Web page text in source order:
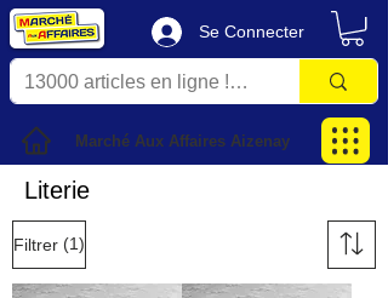
Se Connecter
Marché Aux Affaires Aizenay
Literie
Filtrer (1)